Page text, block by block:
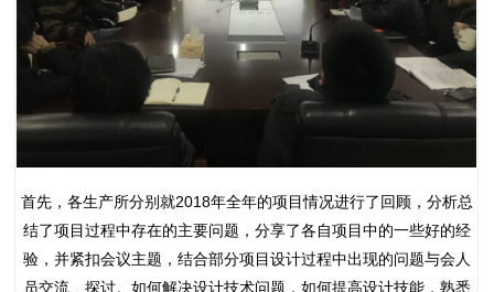
首先，各生产所分别就2018年全年的项目情况进行了回顾，分析总
结了项目过程中存在的主要问题，分享了各自项目中的一些好的经
验，并紧扣会议主题，结合部分项目设计过程中出现的问题与会人
员交流、探讨。如何解决设计技术问题，如何提高设计技能，熟悉